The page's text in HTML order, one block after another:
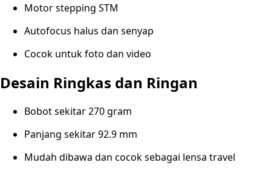
Motor stepping STM
Autofocus halus dan senyap
Cocok untuk foto dan video
Desain Ringkas dan Ringan
Bobot sekitar 270 gram
Panjang sekitar 92.9 mm
Mudah dibawa dan cocok sebagai lensa travel